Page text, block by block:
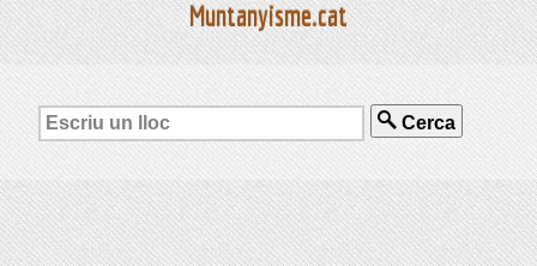
Muntanyisme.cat
Cerca